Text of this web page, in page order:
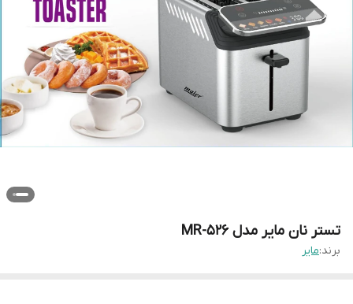
تستر نان مایر مدل MR-526
برند:مایر